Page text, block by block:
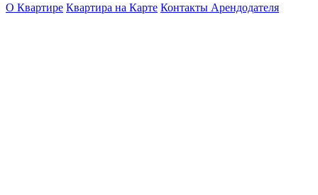
О Квартире Квартира на Карте Контакты Арендодателя